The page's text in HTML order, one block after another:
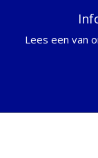
Lees een van